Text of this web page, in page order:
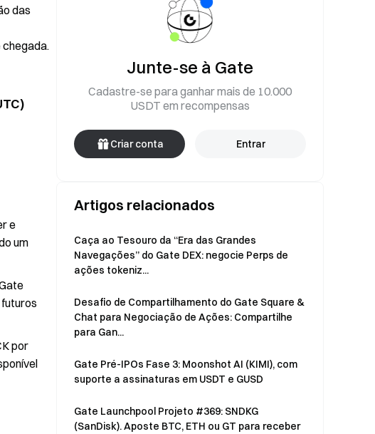
das
chegada.
e
um
por
Junte-se à Gate
Cadastre-se para ganhar mais de 10.000
USDT em recompensas
Criar conta Entrar
Artigos relacionados
Caça ao Tesouro da “Era das Grandes
Navegações” do Gate DEX: negocie Perps de
ações tokeniz...
Desafio de Compartilhamento do Gate Square &
Chat para Negociação de Ações: Compartilhe
para Gan...
Gate Pré-IPOs Fase 3: Moonshot AI (KIMI), com
suporte a assinaturas em USDT e GUSD
Gate Launchpool Projeto #369: SNDKG
(SanDisk). Aposte BTC, ETH ou GT para receber